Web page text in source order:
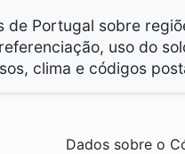
de Portugal sobre
uso do
clima e códigos
Dados sobre o